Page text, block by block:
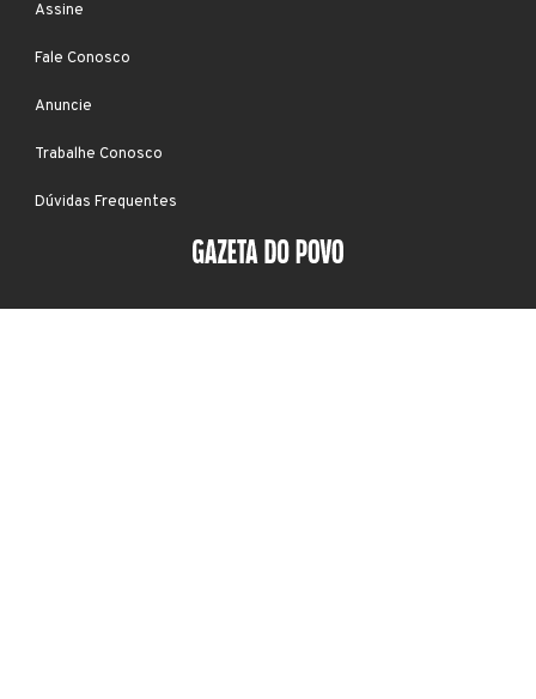
Assine
Fale Conosco
Anuncie
Trabalhe Conosco
Dúvidas Frequentes